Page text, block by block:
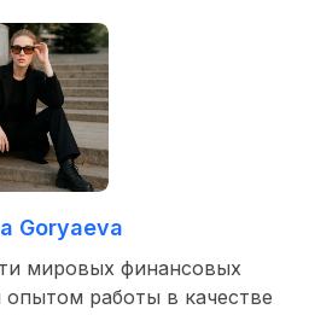
Goryaeva
мировых финансовых
работы в качестве